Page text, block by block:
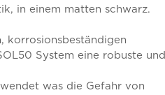
in einem matten schwarz.
korrosionsbeständigen
System eine robuste und
was die Gefahr von